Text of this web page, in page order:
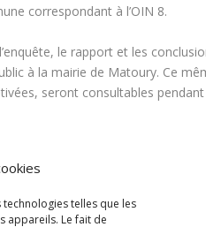
telles que les
appareils. Le fait de
correspondant à l’OIN 8.
le rapport et les
à la mairie de Matoury. Ce
seront consultables